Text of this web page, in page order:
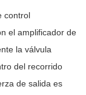
control
el amplificador de
la válvula
del recorrido
de salida es